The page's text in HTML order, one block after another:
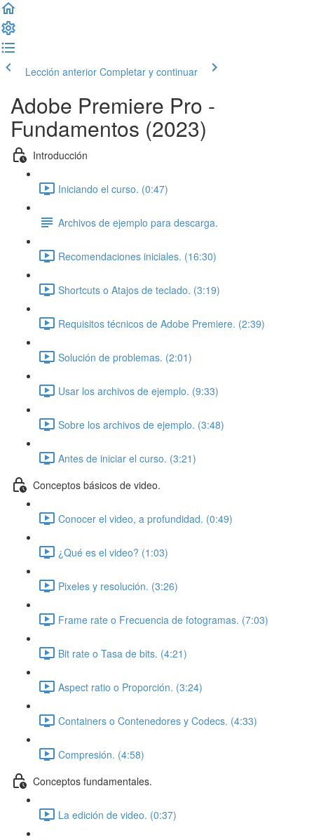
Lección anterior Completar y continuar
Adobe Premiere Pro -
Fundamentos (2023)
Introducción
Iniciando el curso. (0:47)
Archivos de ejemplo para descarga.
Recomendaciones iniciales. (16:30)
Shortcuts o Atajos de teclado. (3:19)
Requisitos técnicos de Adobe Premiere. (2:39)
Solución de problemas. (2:01)
Usar los archivos de ejemplo. (9:33)
Sobre los archivos de ejemplo. (3:48)
Antes de iniciar el curso. (3:21)
Conceptos básicos de video.
Conocer el video, a profundidad. (0:49)
¿Qué es el video? (1:03)
Pixeles y resolución. (3:26)
Frame rate o Frecuencia de fotogramas. (7:03)
Bit rate o Tasa de bits. (4:21)
Aspect ratio o Proporción. (3:24)
Containers o Contenedores y Codecs. (4:33)
Compresión. (4:58)
Conceptos fundamentales.
La edición de video. (0:37)